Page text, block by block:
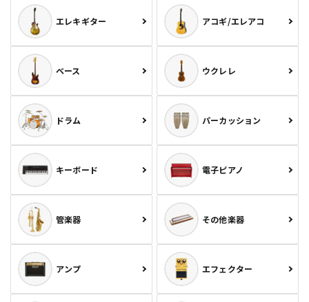
エレキギター アコギ/エレアコ
ベース ウクレレ
ドラム パーカッション
キーボード 電子ピアノ
管楽器 その他楽器
アンプ エフェクター